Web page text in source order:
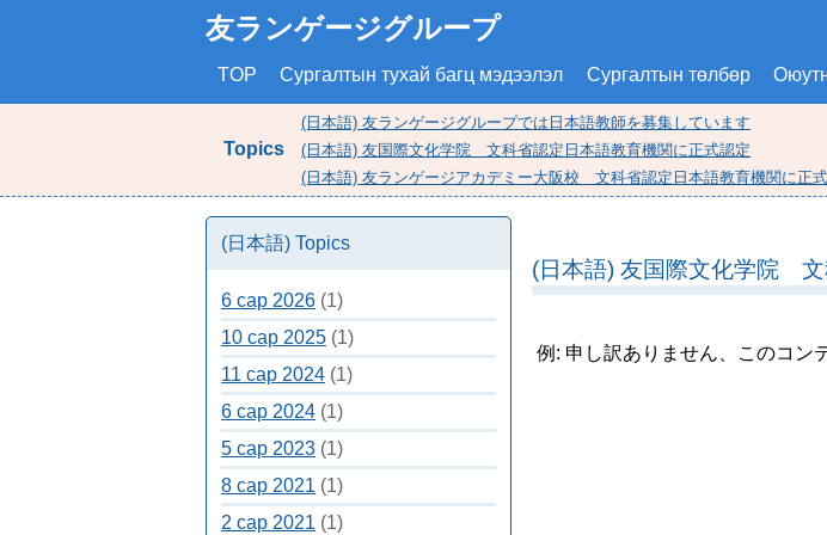
友ランゲージグループ
TOP Сургалтын тухай багц мэдээлэл Сургалтын төлбөр
Topics
(日本語) 友ランゲージグループでは日本語教師を募集しています
(日本語) 友国際文化学院 文科省認定日本語教育機関に正式認定
(日本語) 友ランゲージアカデミー大阪校 文科省認定日本語教育機関に正
(日本語) 友国際文化学院 文
例: 申し訳ありません、このコン
(日本語) Topics
6 сар 2026 (1)
10 сар 2025 (1)
11 сар 2024 (1)
6 сар 2024 (1)
5 сар 2023 (1)
8 сар 2021 (1)
2 сар 2021 (1)